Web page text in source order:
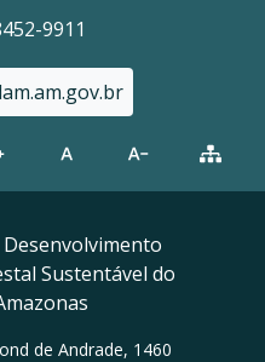
9911
Sustentável do
de Andrade, 1460